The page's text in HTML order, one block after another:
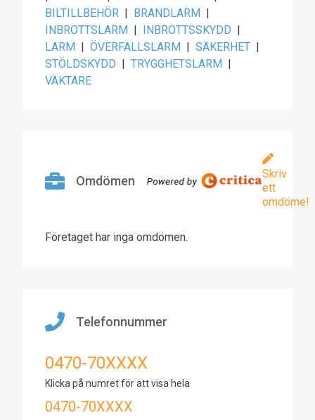
BILTILLBEHÖR | BRANDLARM |
INBROTTSLARM | INBROTTSSKYDD |
LARM | ÖVERFALLSLARM | SÄKERHET |
STÖLDSKYDD | TRYGGHETSLARM |
VÄKTARE
Omdömen
Skriv
ett
omdöme!
Företaget har inga omdömen.
Telefonnummer
0470-70XXXX
Klicka på numret för att visa hela
0470-70XXXX